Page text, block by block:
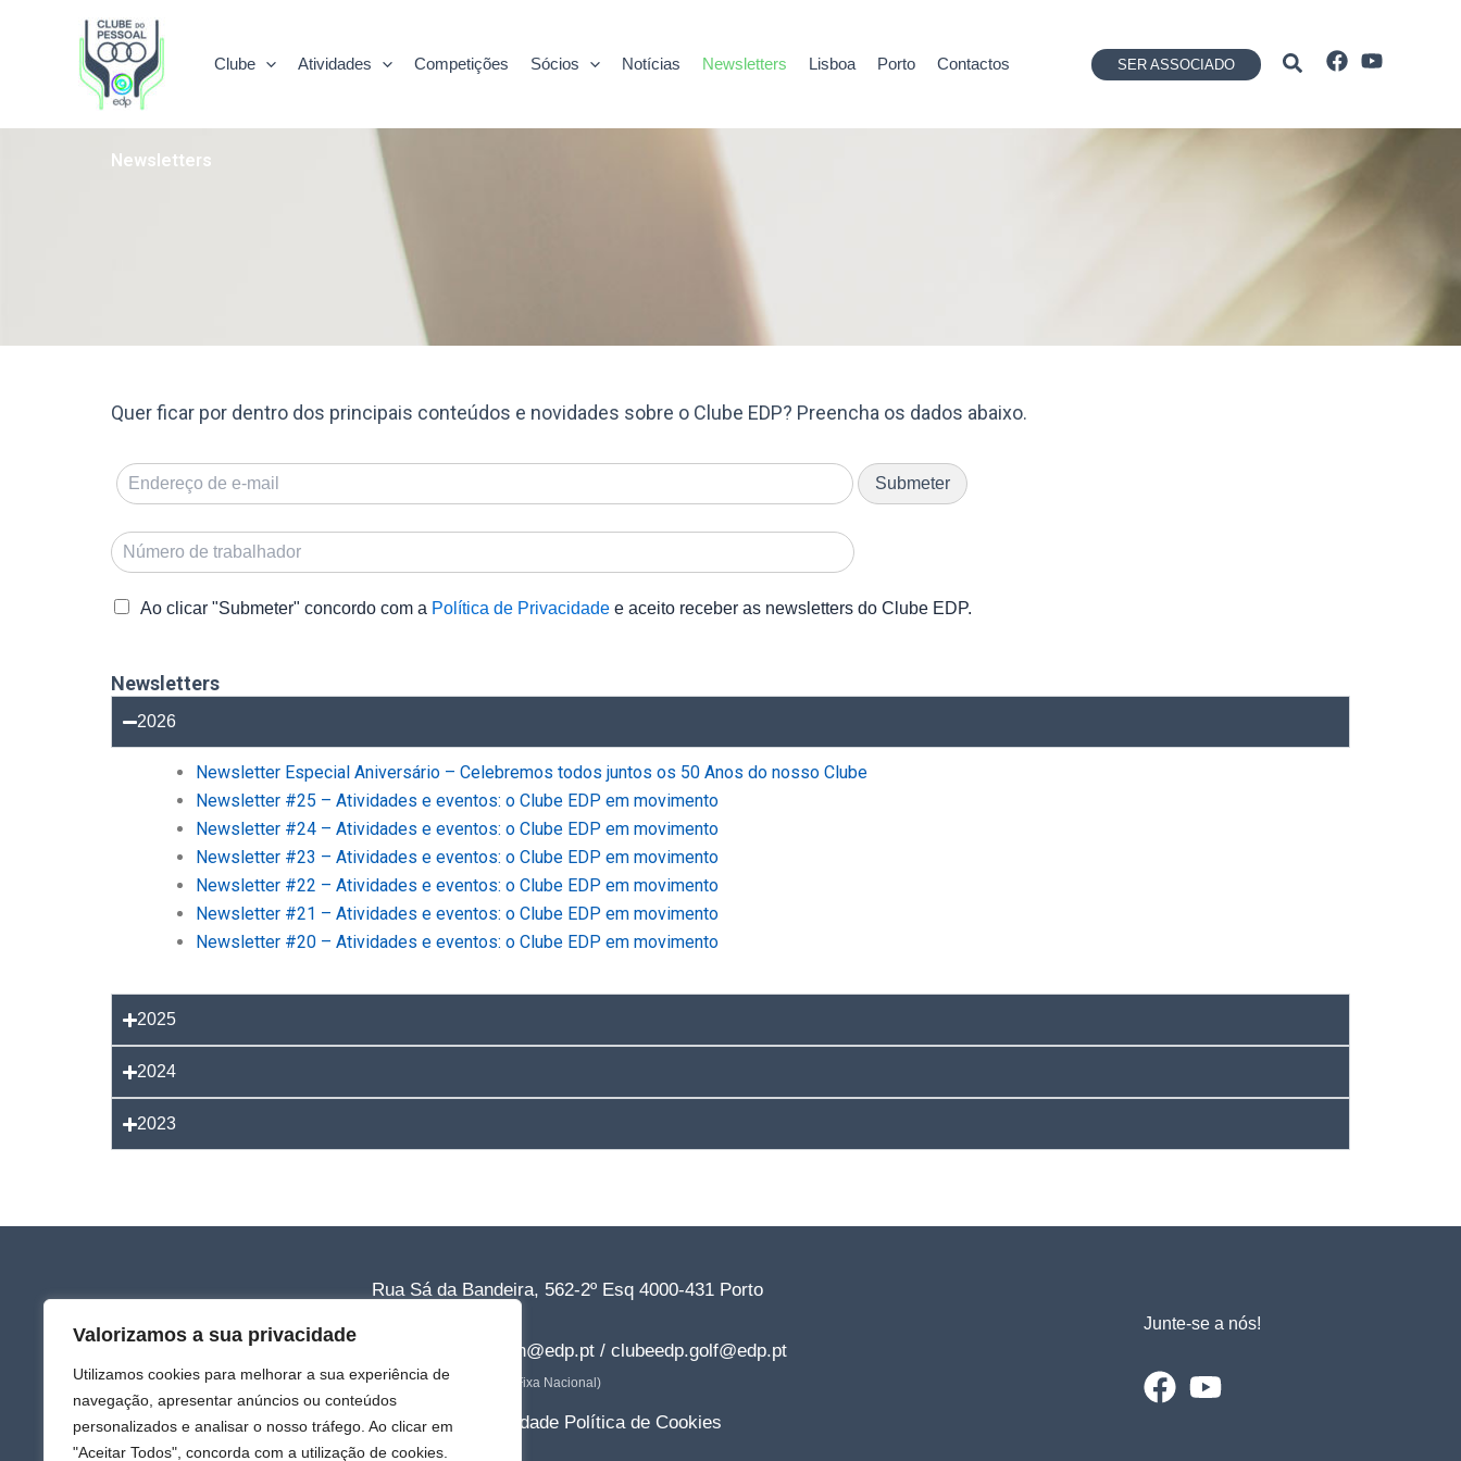
Valorizamos a sua privacidade
Utilizamos cookies para melhorar a sua experiência de
navegação, apresentar anúncios ou conteúdos
personalizados e analisar o nosso tráfego. Ao clicar em
"Aceitar Todos", concorda com a utilização de cookies.
Clube Atividades Competições Sócios Notícias Newsletters Lisboa Porto Contactos SER ASSOCIADO Pesquisar
Newsletters
Quer ficar por dentro dos principais conteúdos e novidades sobre o Clube EDP? Preencha os dados abaixo.
Submeter
Ao clicar "Submeter" concordo com a Política de Privacidade e aceito receber as newsletters do Clube EDP.
Newsletters
2026
Newsletter Especial Aniversário – Celebremos todos juntos os 50 Anos do nosso Clube
Newsletter #25 – Atividades e eventos: o Clube EDP em movimento
Newsletter #24 – Atividades e eventos: o Clube EDP em movimento
Newsletter #23 – Atividades e eventos: o Clube EDP em movimento
Newsletter #22 – Atividades e eventos: o Clube EDP em movimento
Newsletter #21 – Atividades e eventos: o Clube EDP em movimento
Newsletter #20 – Atividades e eventos: o Clube EDP em movimento
2025
2024
2023
Rua Sá da Bandeira, 562-2º Esq 4000-431 Porto
Email: clubeedp.dn@edp.pt / clubeedp.golf@edp.pt
*(Chamada para a rede Fixa Nacional)
Política de Privacidade Política de Cookies
Junte-se a nós!